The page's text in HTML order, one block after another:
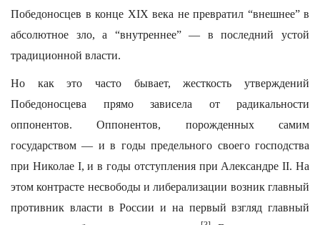
Победоносцев в конце XIX века не превратил “внешнее” в
абсолютное зло, а “внутреннее” — в последний устой
традиционной власти.
Но как это часто бывает, жесткость утверждений
Победоносцева прямо зависела от радикальности
оппонентов. Оппонентов, порожденных самим
государством — и в годы предельного своего господства
при Николае I, и в годы отступления при Александре II. На
этом контрасте несвободы и либерализации возник главный
противник власти в России и на первый взгляд главный